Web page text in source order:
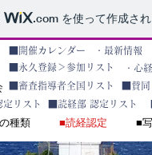
.com を使って作成さ
種類 ■読経認定 ■
■永久登録＞参加リスト ・心
​■開催カレンダー ・最新情報
■審査指導者全国リスト
■賛
定リスト ■読経部 認定リスト